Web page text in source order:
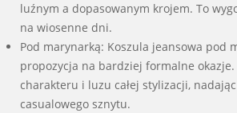
luźnym a dopasowanym krojem. To
na wiosenne dni.
Pod marynarką: Koszula jeansowa pod
propozycja na bardziej formalne okazje.
charakteru i luzu całej stylizacji,
casualowego sznytu.